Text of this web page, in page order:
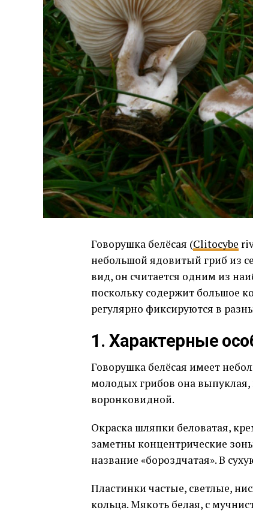
Говорушка белёсая (Clitocybe
небольшой ядовитый гриб из
вид, он считается одним из
поскольку содержит большое
регулярно фиксируются в
1. Характерные
Говорушка белёсая имеет
молодых грибов она выпуклая,
воронковидной.
Окраска шляпки беловатая,
заметны концентрические
название «бороздчатая». В
Пластинки частые, светлые,
кольца. Мякоть белая, с